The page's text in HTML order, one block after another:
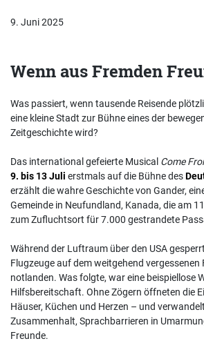
9. Juni 2025
Wenn aus Fremden
Was passiert, wenn tausende Reisende
eine kleine Stadt zur Bühne eines der
Zeitgeschichte wird?
Das international gefeierte Musical Come
9. bis 13 Juli erstmals auf die Bühne des
erzählt die wahre Geschichte von Gander,
Gemeinde in Neufundland, Kanada, die am
zum Zufluchtsort für 7.000 gestrandete
Während der Luftraum über den USA
Flugzeuge auf dem weitgehend
notlanden. Was folgte, war eine beispiellose
Hilfsbereitschaft. Ohne Zögern öffneten die
Häuser, Küchen und Herzen – und
Zusammenhalt, Sprachbarrieren in
Freunde.